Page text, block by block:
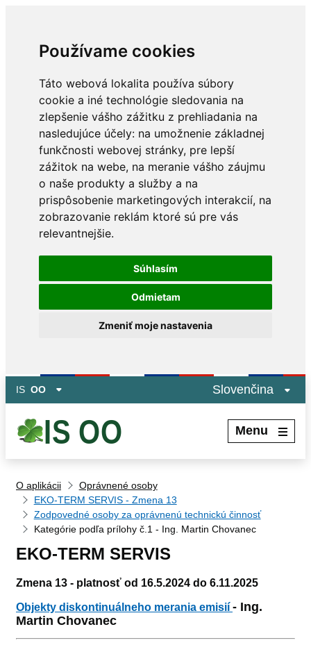
Používame cookies
Táto webová lokalita používa súbory
cookie a iné technológie sledovania na
zlepšenie vášho zážitku z prehliadania na
nasledujúce účely: na umožnenie základnej
funkčnosti webovej stránky, pre lepší
zážitok na webe, na meranie vášho záujmu
o naše produkty a služby a na
prispôsobenie marketingových interakcií, na
zobrazovanie reklám ktoré sú pre vás
relevantnejšie.
Súhlasím
Odmietam
Zmeniť moje nastavenia
Preskočiť na hlavný obsah
IS OO Slovenčina
Menu
O aplikácii
Oprávnené osoby
EKO-TERM SERVIS - Zmena 13
Zodpovedné osoby za oprávnenú technickú činnosť
Kategórie podľa prílohy č.1 - Ing. Martin Chovanec
EKO-TERM SERVIS
Zmena 13 - platnosť od 16.5.2024 do 6.11.2025
Objekty diskontinuálneho merania emisií - Ing.
Martin Chovanec